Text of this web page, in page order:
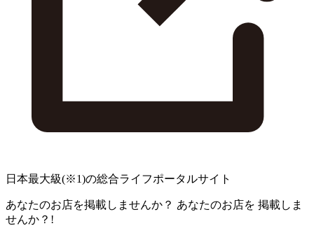
日本最大級(※1)の総合ライフポータルサイト
あなたのお店を掲載しませんか？ あなたのお店を 掲載しま
せんか？!